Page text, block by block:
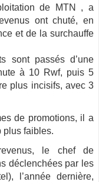
de MTN , a
ont chuté, en
et de la surchauffe
sont passés d’une
à 10 Rwf, puis 5
plus incisifs, avec 3
de promotions, il a
plus faibles.
le chef de
déclenchées par les
l’année dernière,